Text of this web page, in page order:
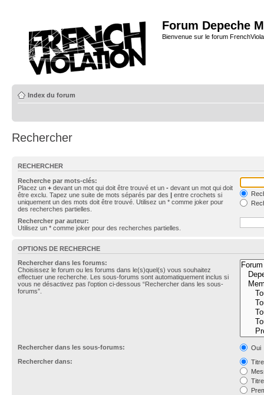
Forum Depeche
Bienvenue sur le forum
Index du forum
Rechercher
RECHERCHER
Recherche par mots-clés:
Placez un + devant un mot qui doit être trouvé et un - devant un mot qui doit
être exclu. Tapez une suite de mots séparés par des | entre crochets si
uniquement un des mots doit être trouvé. Utilisez un * comme joker pour
des recherches partielles.
Rechercher par auteur:
Utilisez un * comme joker pour des recherches partielles.
OPTIONS DE RECHERCHE
Rechercher dans les forums:
Choisissez le forum ou les forums dans le(s)quel(s) vous souhaitez
effectuer une recherche. Les sous-forums sont automatiquement inclus si
vous ne désactivez pas l’option ci-dessous “Rechercher dans les sous-
forums”.
Rechercher dans les sous-forums:
Oui
Rechercher dans: